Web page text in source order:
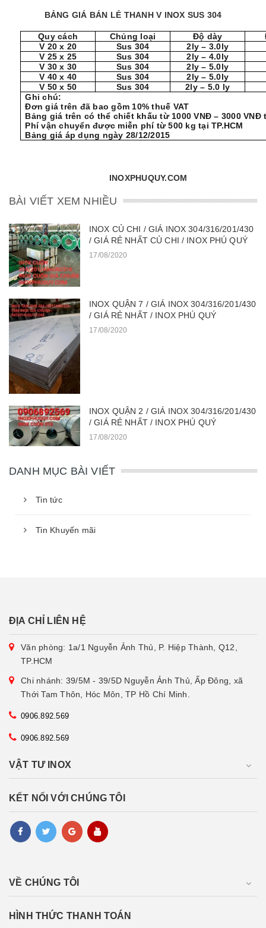
BẢNG GIÁ BÁN LẺ THANH V INOX SUS 304
Quy cách Chủng loại Độ dày
V 20 x 20
Sus 304
2ly – 3.0ly
V 25 x 25
Sus 304
2ly – 4.0ly
V 30 x 30
Sus 304
2ly – 5.0ly
V 40 x 40
Sus 304
2ly – 5.0ly
V 50 x 50
Sus 304
2ly – 5.0 ly
Ghi chú:
Đơn giá trên đã bao gồm 10% thuế VAT
Bảng giá trên có thể chiết khấu từ 1000 VNĐ – 3000
Phí vận chuyển được miễn phí từ 500 kg tại TP.HCM
Bảng giá áp dụng ngày 28/12/2015
INOXPHUQUY.COM
BÀI VIẾT XEM NHIỀU
INOX CỦ CHI / GIÁ INOX 304/316/201/430
/ GIÁ RẺ NHẤT CỦ CHI / INOX PHÚ QUÝ
17/08/2020
INOX QUẬN 7 / GIÁ INOX 304/316/201/430
/ GIÁ RẺ NHẤT / INOX PHÚ QUÝ
17/08/2020
INOX QUẬN 2 / GIÁ INOX 304/316/201/430
/ GIÁ RẺ NHẤT / INOX PHÚ QUÝ
17/08/2020
DANH MỤC BÀI VIẾT
Tin tức
Tin Khuyến mãi
ĐỊA CHỈ LIÊN HỆ
Văn phòng: 1a/1 Nguyễn Ảnh Thủ, P. Hiệp Thành, Q12,
TP.HCM
Chi nhánh: 39/5M - 39/5D Nguyễn Ảnh Thủ, Ấp Đông, xã
Thới Tam Thôn, Hóc Môn, TP Hồ Chí Minh.
0906.892.569
0906.892.569
VẬT TƯ INOX
KẾT NỐI VỚI CHÚNG TÔI
VỀ CHÚNG TÔI
HÌNH THỨC THANH TOÁN